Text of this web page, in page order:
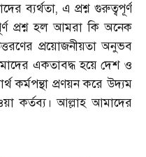
ব্যর্থতা, এ প্রশ্ন গুরুত্বপূর্ণ
প্রশ্ন হল আমরা কি অনেক
প্রয়োজনীয়তা অনুভব
একতাবদ্ধ হয়ে দেশ ও
কর্মপন্থা প্রণয়ন করে উদ্যম
কর্তব্য। আল্লাহ আমাদের